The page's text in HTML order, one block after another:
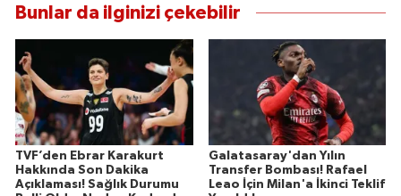
Bunlar da ilginizi çekebilir
TVF’den Ebrar Karakurt
Hakkında Son Dakika
Açıklaması! Sağlık Durumu
Galatasaray'dan Yılın
Transfer Bombası! Rafael
Leao İçin Milan'a İkinci Teklif